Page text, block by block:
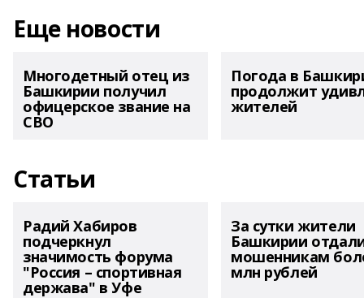
Еще новости
Многодетный отец из
Башкирии получил
офицерское звание на
СВО
Погода в
продолжит
жителей
Статьи
Радий Хабиров
подчеркнул
значимость форума
"Россия – спортивная
держава" в Уфе
За сутки жители
Башкирии
мошенникам
млн рублей